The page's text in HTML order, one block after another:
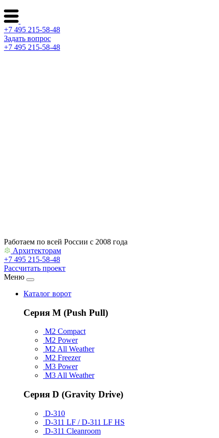
+7 495 215-58-48
Задать вопрос
+7 495 215-58-48
Работаем по всей России с 2008 года
Архитекторам
+7 495 215-58-48
Рассчитать проект
Меню
Каталог ворот
Серия M (Push Pull)
M2 Compact
M2 Power
M2 All Weather
M2 Freezer
M3 Power
M3 All Weather
Серия D (Gravity Drive)
D-310
D-311 LF / D-311 LF HS
D-311 Cleanroom